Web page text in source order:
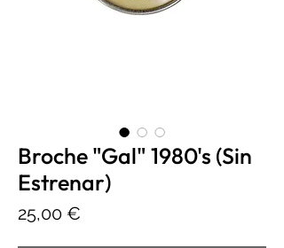
Broche "Gal" 1980's (Sin
Estrenar)
25,00 €